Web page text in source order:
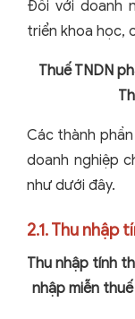
Đối với doanh
triển khoa học,
Thuế TNDN
Các thành
doanh nghiệp
như dưới đây.
2.1. Thu nhập
Thu nhập tính
nhập miễn